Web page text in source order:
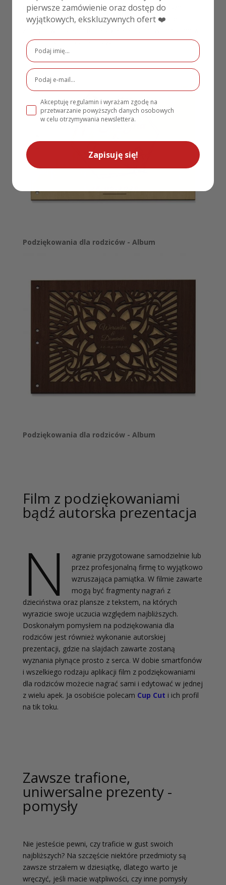
miejsce na nowe zdjęcia, dokumentujące Wasze
dalsze losy. Zamiast klasycznej kroniki możecie
znakomity pomysł na prezent.
Podziękowania dla rodziców - Album
Podziękowania dla rodziców - Album
Film z podziękowaniami
bądź autorska prezentacja
N
agranie przygotowane samodzielnie lub
przez profesjonalną firmę to wyjątkowo
wzruszająca pamiątka. W filmie zawarte
mogą być fragmenty nagrań z
dzieciństwa oraz plansze z tekstem, na których
wyrazicie swoje uczucia względem najbliższych.
Doskonałym pomysłem na podziękowania dla
rodziców jest również wykonanie autorskiej
prezentacji, gdzie na slajdach zawarte zostaną
wyznania płynące prosto z serca. W dobie smartfonów
i wszelkiego rodzaju aplikacji film z podziękowaniami
dla rodziców możecie nagrać sami i edytować w jednej
z wielu apek. Ja osobiście polecam Cup Cut i ich profil
na tik toku.
Zawsze trafione,
uniwersalne prezenty -
pomysły
Nie jesteście pewni, czy traficie w gust swoich
najbliższych? Na szczęście niektóre przedmioty są
zawsze strzałem w dziesiątkę, dlatego warto je
wręczyć, jeśli macie wątpliwości, czy inne pomysły
pierwsze zamówienie oraz dostęp do
wyjątkowych, ekskluzywnych ofert ❤️
Akceptuję regulamin i wyrażam zgodę na
przetwarzanie powyższych danych osobowych
w celu otrzymywania newslettera.
Zapisuję się!